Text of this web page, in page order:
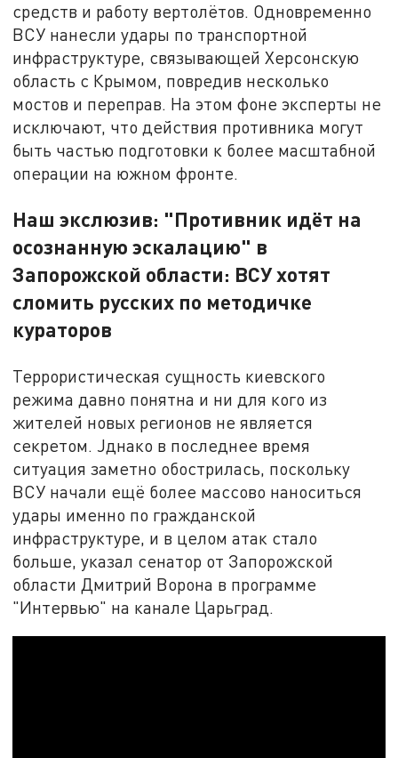
средств и работу вертолётов. Одновременно
ВСУ нанесли удары по транспортной
инфраструктуре, связывающей Херсонскую
область с Крымом, повредив несколько
мостов и переправ. На этом фоне эксперты не
исключают, что действия противника могут
быть частью подготовки к более масштабной
операции на южном фронте.
Наш экслюзив: "Противник идёт на
осознанную эскалацию" в
Запорожской области: ВСУ хотят
сломить русских по методичке
кураторов
Террористическая сущность киевского
режима давно понятна и ни для кого из
жителей новых регионов не является
секретом. Jднако в последнее время
ситуация заметно обострилась, поскольку
ВСУ начали ещё более массово наноситься
удары именно по гражданской
инфраструктуре, и в целом атак стало
больше, указал сенатор от Запорожской
области Дмитрий Ворона в программе
"Интервью" на канале Царьград.